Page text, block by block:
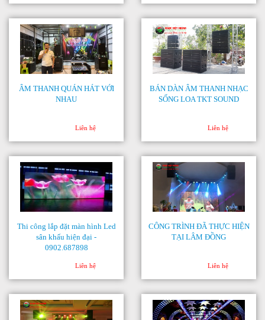
ÂM THANH QUÁN HÁT VỚI
NHAU
Liên hệ
BÁN DÀN ÂM THANH NHẠC
SỐNG LOA TKT SOUND
Liên hệ
Thi công lắp đặt màn hình Led
sân khấu hiện đại -
0902.687898
Liên hệ
CÔNG TRÌNH ĐÃ THỰC HIỆN
TẠI LÂM ĐỒNG
Liên hệ